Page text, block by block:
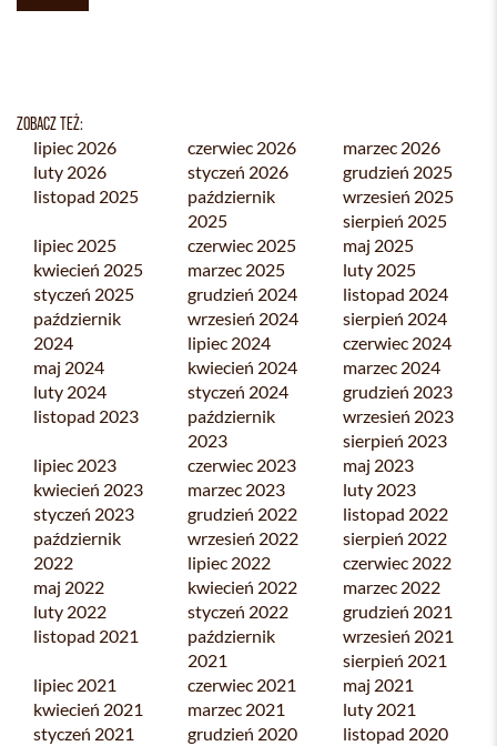
ZOBACZ TEŻ:
lipiec 2026 czerwiec 2026
marzec 2026
luty 2026
styczeń 2026
grudzień 2025
listopad 2025
październik
2025
wrzesień 2025
sierpień 2025
lipiec 2025
czerwiec 2025
maj 2025
kwiecień 2025
marzec 2025
luty 2025
styczeń 2025
grudzień 2024
listopad 2024
październik
2024
wrzesień 2024
sierpień 2024
lipiec 2024
czerwiec 2024
maj 2024
kwiecień 2024
marzec 2024
luty 2024
styczeń 2024
grudzień 2023
listopad 2023
październik
2023
wrzesień 2023
sierpień 2023
lipiec 2023
czerwiec 2023
maj 2023
kwiecień 2023
marzec 2023
luty 2023
styczeń 2023
grudzień 2022
listopad 2022
październik
2022
wrzesień 2022
sierpień 2022
lipiec 2022
czerwiec 2022
maj 2022
kwiecień 2022
marzec 2022
luty 2022
styczeń 2022
grudzień 2021
listopad 2021
październik
2021
wrzesień 2021
sierpień 2021
lipiec 2021
czerwiec 2021
maj 2021
kwiecień 2021
marzec 2021
luty 2021
styczeń 2021
grudzień 2020
listopad 2020